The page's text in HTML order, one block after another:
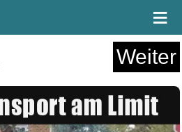
≡
Weiter